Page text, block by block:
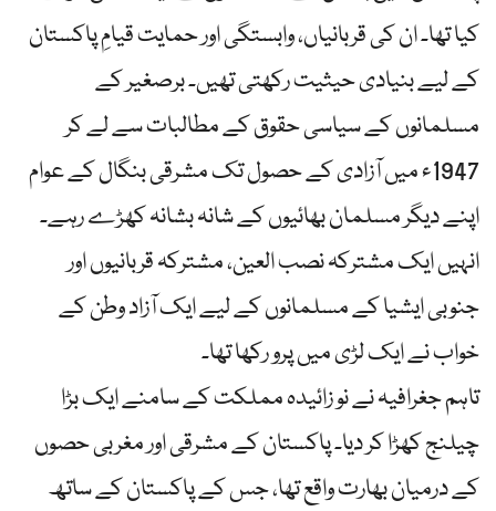
کیا تھا۔ ان کی قربانیاں، وابستگی اور حمایت قیامِ پاکستان
کے لیے بنیادی حیثیت رکھتی تھیں۔ برصغیر کے
مسلمانوں کے سیاسی حقوق کے مطالبات سے لے کر
1947ء میں آزادی کے حصول تک مشرقی بنگال کے عوام
اپنے دیگر مسلمان بھائیوں کے شانہ بشانہ کھڑے رہے۔
انہیں ایک مشترکہ نصب العین، مشترکہ قربانیوں اور
جنوبی ایشیا کے مسلمانوں کے لیے ایک آزاد وطن کے
خواب نے ایک لڑی میں پرو رکھا تھا۔
تاہم جغرافیہ نے نو زائیدہ مملکت کے سامنے ایک بڑا
چیلنج کھڑا کر دیا۔ پاکستان کے مشرقی اور مغربی حصوں
کے درمیان بھارت واقع تھا، جس کے پاکستان کے ساتھ